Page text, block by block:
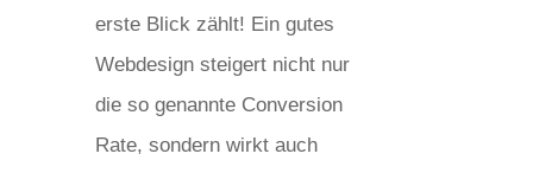
erste Blick zählt! Ein gutes
Webdesign steigert nicht nur
die so genannte Conversion
Rate, sondern wirkt auch